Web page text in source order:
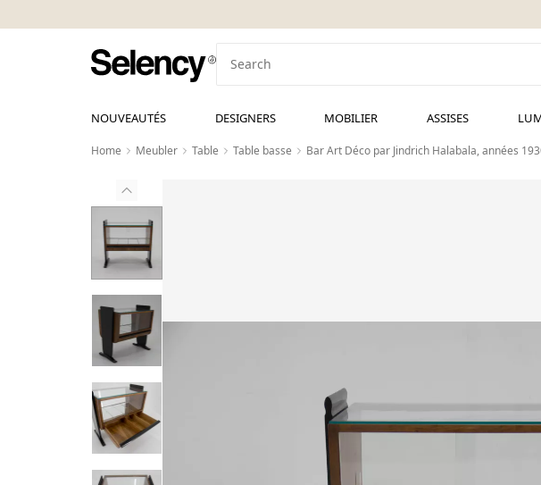
NOUVEAUTÉS DESIGNERS MOBILIER ASSISES
Home Meubler Table Table basse Bar Art Déco par Jindrich Halabala, années